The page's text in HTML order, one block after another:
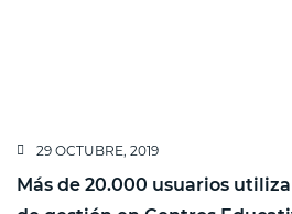
29 OCTUBRE, 2019
Más de 20.000 usuarios